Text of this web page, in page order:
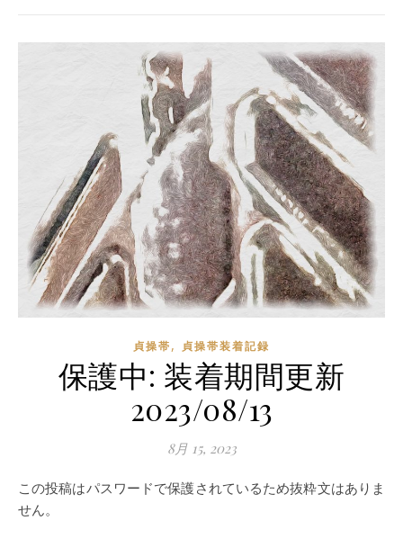
貞操帯, 貞操帯装着記録
保護中: 装着期間更新
2023/08/13
8月 15, 2023
この投稿はパスワードで保護されているため抜粋文はありま
せん。